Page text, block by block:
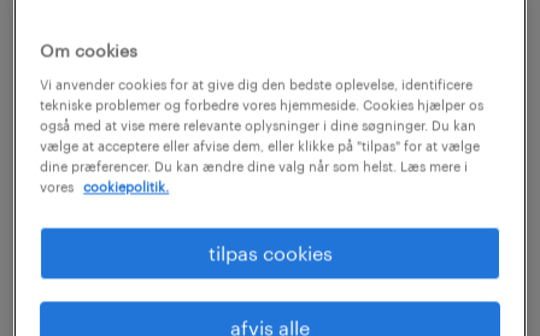
Om cookies
Vi anvender cookies for at give dig den bedste oplevelse, identificere
tekniske problemer og forbedre vores hjemmeside. Cookies hjælper os
også med at vise mere relevante oplysninger i dine søgninger. Du kan
vælge at acceptere eller afvise dem, eller klikke på "tilpas" for at vælge
dine præferencer. Du kan ændre dine valg når som helst. Læs mere i
vores
cookiepolitik.
tilpas cookies
afvis alle